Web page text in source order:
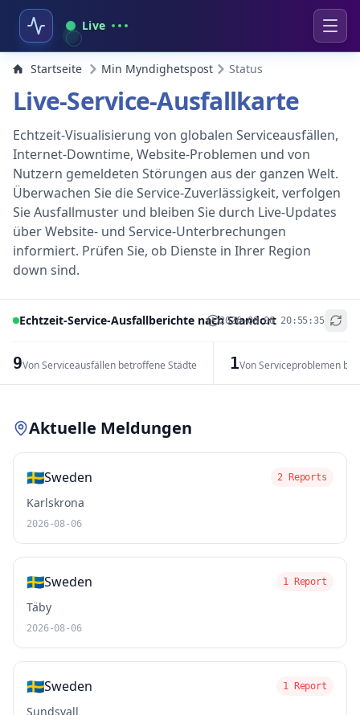
Live
Startseite Min Myndighetspost Status
Live-Service-Ausfallkarte
Echtzeit-Visualisierung von globalen Serviceausfällen,
Internet-Downtime, Website-Problemen und von
Nutzern gemeldeten Störungen aus der ganzen Welt.
Überwachen Sie die Service-Zuverlässigkeit, verfolgen
Sie Ausfallmuster und bleiben Sie durch Live-Updates
über Website- und Service-Unterbrechungen
informiert. Prüfen Sie, ob Dienste in Ihrer Region
down sind.
Echtzeit-Service-Ausfallberichte nach Standort
2026-08-06 20:55:35
9Von Serviceausfällen betroffene Städte 1Von Serviceproblemen
+
Aktuelle Meldungen
🇸🇪Sweden 2 Reports
Karlskrona
2026-08-06
🇸🇪Sweden 1 Report
Täby
2026-08-06
🇸🇪Sweden 1 Report
Sundsvall